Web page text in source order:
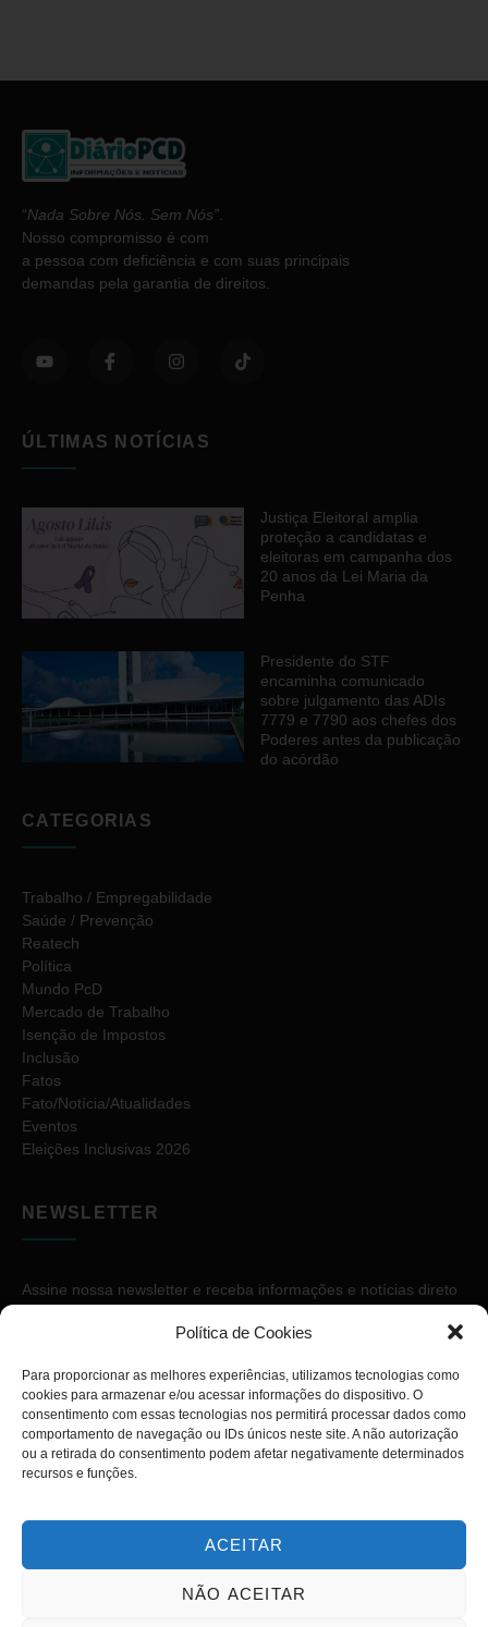
Política de Cookies
Para proporcionar as melhores experiências, utilizamos tecnologias como
cookies para armazenar e/ou acessar informações do dispositivo. O
consentimento com essas tecnologias nos permitirá processar dados como
comportamento de navegação ou IDs únicos neste site. A não autorização
ou a retirada do consentimento podem afetar negativamente determinados
recursos e funções.
ACEITAR
NÃO ACEITAR
“Nada Sobre Nós. Sem Nós”.
Nosso compromisso é com
a pessoa com deficiência e com suas principais
demandas pela garantia de direitos.
ÚLTIMAS NOTÍCIAS
Justiça Eleitoral amplia
proteção a candidatas e
eleitoras em campanha dos
20 anos da Lei Maria da
Penha
Presidente do STF
encaminha comunicado
sobre julgamento das ADIs
7779 e 7790 aos chefes dos
Poderes antes da publicação
do acórdão
CATEGORIAS
Trabalho / Empregabilidade
Saúde / Prevenção
Reatech
Política
Mundo PcD
Mercado de Trabalho
Isenção de Impostos
Inclusão
Fatos
Fato/Notícia/Atualidades
Eventos
Eleições Inclusivas 2026
NEWSLETTER
Assine nossa newsletter e receba informações e notícias direto
Copyright © 2026. Diário PcD. Todos os direitos reservados.